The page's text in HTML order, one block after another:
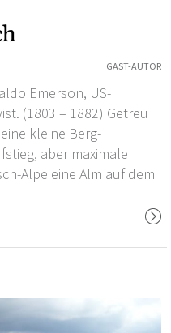
GAST-AUTOR
Emerson, US-
(1803 – 1882) Getreu
kleine Berg-
aber maximale
Alpe eine Alm auf dem